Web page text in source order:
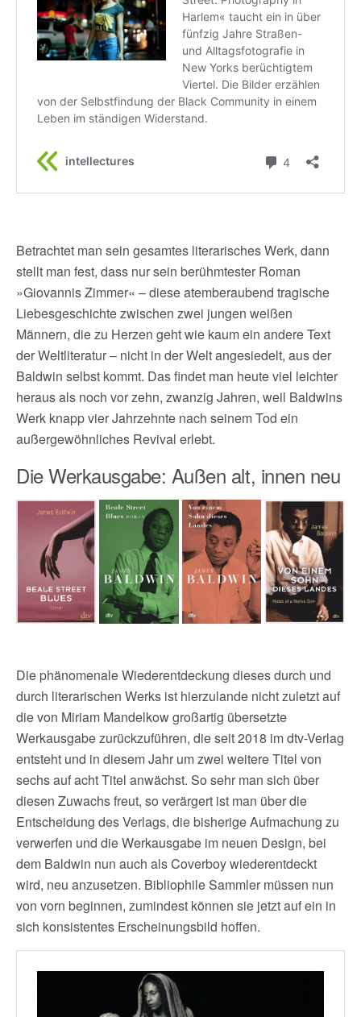
Betrachtet man sein gesamtes literarisches Werk, dann
stellt man fest, dass nur sein berühmtester Roman
»Giovannis Zimmer« – diese atemberaubend tragische
Liebesgeschichte zwischen zwei jungen weißen
Männern, die zu Herzen geht wie kaum ein andere Text
der Weltliteratur – nicht in der Welt angesiedelt, aus der
Baldwin selbst kommt. Das findet man heute viel leichter
heraus als noch vor zehn, zwanzig Jahren, weil Baldwins
Werk knapp vier Jahrzehnte nach seinem Tod ein
außergewöhnliches Revival erlebt.
Die Werkausgabe: Außen alt, innen neu
Die phänomenale Wiederentdeckung dieses durch und
durch literarischen Werks ist hierzulande nicht zuletzt auf
die von Miriam Mandelkow großartig übersetzte
Werkausgabe zurückzuführen, die seit 2018 im dtv-Verlag
entsteht und in diesem Jahr um zwei weitere Titel von
sechs auf acht Titel anwächst. So sehr man sich über
diesen Zuwachs freut, so verärgert ist man über die
Entscheidung des Verlags, die bisherige Aufmachung zu
verwerfen und die Werkausgabe im neuen Design, bei
dem Baldwin nun auch als Coverboy wiederentdeckt
wird, neu anzusetzen. Bibliophile Sammler müssen nun
von vorn beginnen, zumindest können sie jetzt auf ein in
sich konsistentes Erscheinungsbild hoffen.